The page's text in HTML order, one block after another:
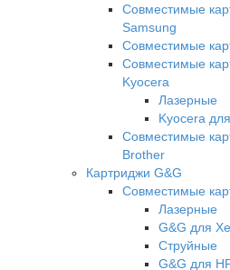
Совместимые
Samsung
Совместимые
Совместимые
Kyocera
Лазерные
Kyocera
Совместимые
Brother
Картриджи G&G
Совместимые
Лазерные
G&G для
Струйные
G&G для